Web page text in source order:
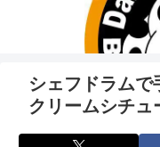
シェフドラム
クリームシチュ